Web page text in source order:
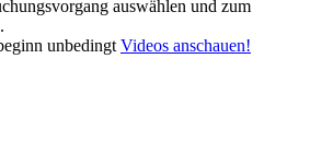
auswählen und zum
unbedingtVideos anschauen!